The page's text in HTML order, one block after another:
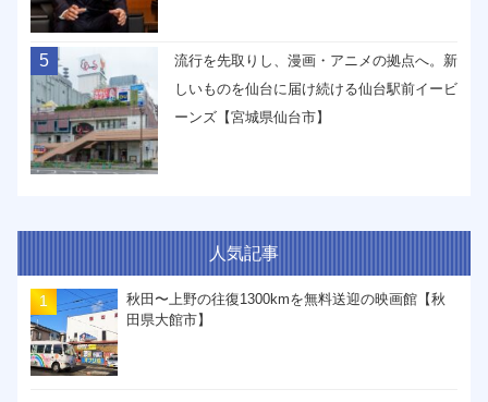
5
流行を先取りし、漫画・アニメの拠点へ。新
しいものを仙台に届け続ける仙台駅前イービ
ーンズ【宮城県仙台市】
人気記事
秋田〜上野の往復1300kmを無料送迎の映画館【秋
田県大館市】